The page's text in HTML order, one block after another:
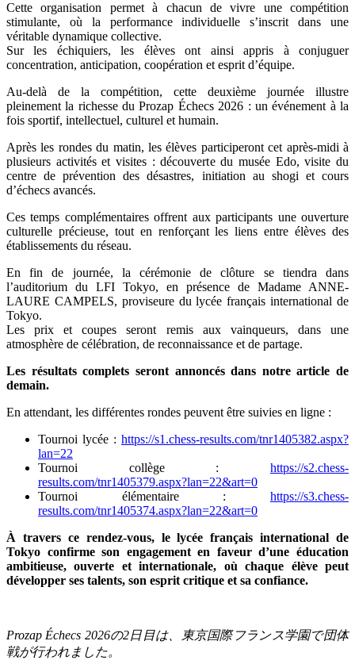
Cette organisation permet à chacun de vivre une compétition
stimulante, où la performance individuelle s’inscrit dans une
véritable dynamique collective.
Sur les échiquiers, les élèves ont ainsi appris à conjuguer
concentration, anticipation, coopération et esprit d’équipe.
Au-delà de la compétition, cette deuxième journée illustre
pleinement la richesse du Prozap Échecs 2026 : un événement à la
fois sportif, intellectuel, culturel et humain.
Après les rondes du matin, les élèves participeront cet après-midi à
plusieurs activités et visites : découverte du musée Edo, visite du
centre de prévention des désastres, initiation au shogi et cours
d’échecs avancés.
Ces temps complémentaires offrent aux participants une ouverture
culturelle précieuse, tout en renforçant les liens entre élèves des
établissements du réseau.
En fin de journée, la cérémonie de clôture se tiendra dans
l’auditorium du LFI Tokyo, en présence de Madame ANNE-
LAURE CAMPELS, proviseure du lycée français international de
Tokyo.
Les prix et coupes seront remis aux vainqueurs, dans une
atmosphère de célébration, de reconnaissance et de partage.
Les résultats complets seront annoncés dans notre article de
demain.
En attendant, les différentes rondes peuvent être suivies en ligne :
Tournoi lycée : https://s1.chess-results.com/tnr1405382.aspx?
lan=22
Tournoi collège : https://s2.chess-
results.com/tnr1405379.aspx?lan=22&art=0
Tournoi élémentaire : https://s3.chess-
results.com/tnr1405374.aspx?lan=22&art=0
À travers ce rendez-vous, le lycée français international de
Tokyo confirme son engagement en faveur d’une éducation
ambitieuse, ouverte et internationale, où chaque élève peut
développer ses talents, son esprit critique et sa confiance.
Prozap Échecs 2026の2日目は、東京国際フランス学園で団体
戦が行われました。